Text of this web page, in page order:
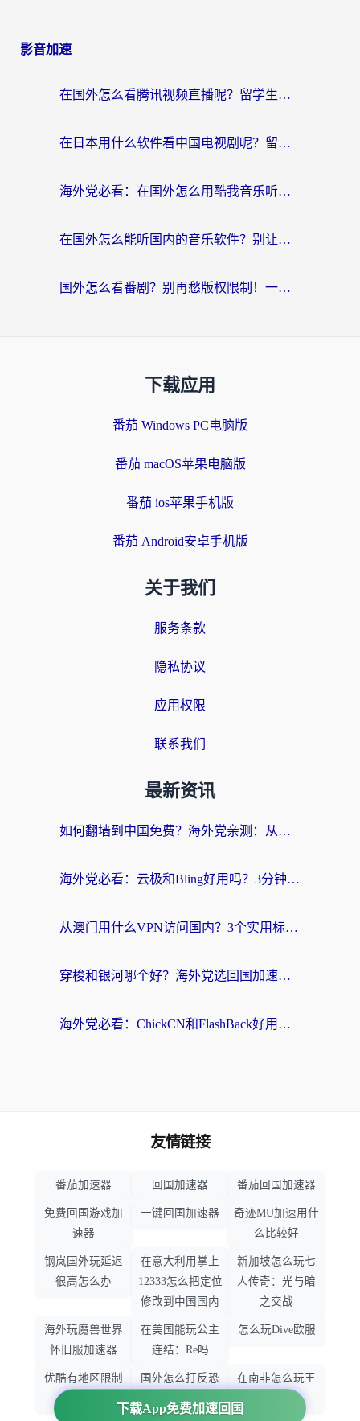
影音加速
在国外怎么看腾讯视频直播呢？留学生亲测有效的回国加速指南
在日本用什么软件看中国电视剧呢？留学生亲测有效的回国加速方案
海外党必看：在国外怎么用酷我音乐听音乐？告别“地区不支持”的实用指南
在国外怎么能听国内的音乐软件？别让版权限制断了你的“中文歌单”
国外怎么看番剧？别再愁版权限制！一个工具解决所有回国追剧难题
下载应用
番茄 Windows PC电脑版
番茄 macOS苹果电脑版
番茄 ios苹果手机版
番茄 Android安卓手机版
关于我们
服务条款
隐私协议
应用权限
联系我们
最新资讯
如何翻墙到中国免费？海外党亲测：从踩坑到选对加速器的全攻略
海外党必看：云极和Bling好用吗？3分钟教你选对回国加速器
从澳门用什么VPN访问国内？3个实用标准帮你避开坑，无缝刷剧听歌
穿梭和银河哪个好？海外党选回国加速器的避坑指南，附番茄加速器实测体验
海外党必看：ChickCN和FlashBack好用吗？3招教你选对回国加速器（附云极、HomeCN、斧牛vs艾果对比）
下载App免费加速回国
友情链接
番茄加速器 回国加速器 番茄回国加速器
免费回国游戏加
速器
一键回国加速器
奇迹MU加速用什
么比较好
钢岚国外玩延迟
很高怎么办
在意大利用掌上
12333怎么把定位
修改到中国国内
新加坡怎么玩七
人传奇：光与暗
之交战
海外玩魔兽世界
怀旧服加速器
在美国能玩公主
连结：Re吗
怎么玩Dive欧服
优酷有地区限制
国外怎么打反恐
精英：全球攻势
在南非怎么玩王